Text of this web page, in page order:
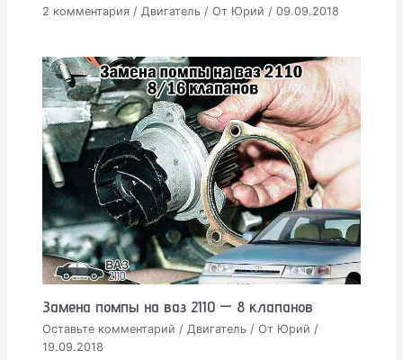
2 комментария / Двигатель / От Юрий /09.09.2018
Замена помпы на ваз 2110 — 8 клапанов
Оставьте комментарий / Двигатель / От Юрий /
19.09.2018